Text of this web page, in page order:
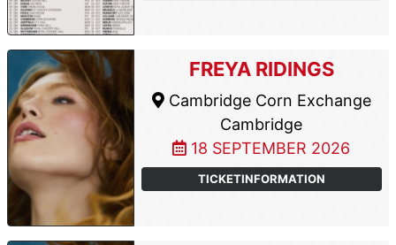
FREYA RIDINGS
Cambridge Corn Exchange
Cambridge
18 SEPTEMBER 2026
TICKETINFORMATION